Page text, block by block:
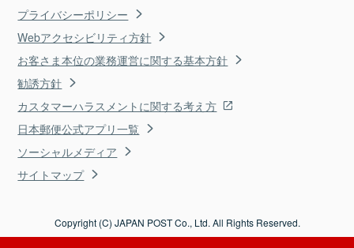
プライバシーポリシー
Webアクセシビリティ方針
お客さま本位の業務運営に関する基本方針
勧誘方針
カスタマーハラスメントに関する考え方
日本郵便公式アプリ一覧
ソーシャルメディア
サイトマップ
Copyright (C) JAPAN POST Co., Ltd. All Rights Reserved.